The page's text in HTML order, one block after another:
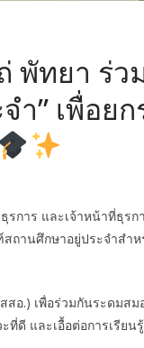
พัทยา ร่ว
ำ” เพื่อย
การ และเจ้าหน้าที่ธุรก
ถานศึกษาอยู่ประจำสำ
อ.) เพื่อร่วมกันระดมส
ดี และเอื้อต่อการเรียน